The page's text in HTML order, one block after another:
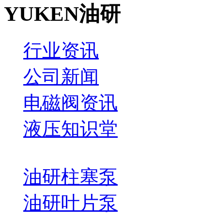
YUKEN油研
行业资讯
公司新闻
电磁阀资讯
液压知识堂
油研柱塞泵
油研叶片泵